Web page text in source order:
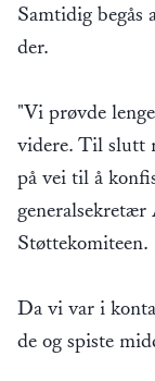
Samtidig begås
der.
"Vi prøvde
videre. Til slutt
på vei til å
Støttekomiteen.
Da vi var i
de og spiste